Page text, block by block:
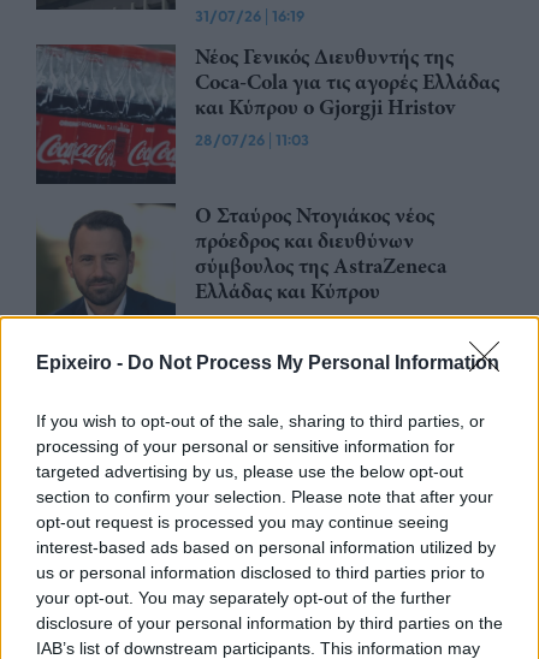
Epixeiro - Do Not Process My Personal Information
If you wish to opt-out of the sale, sharing to third parties, or
processing of your personal or sensitive information for
targeted advertising by us, please use the below opt-out
section to confirm your selection. Please note that after your
opt-out request is processed you may continue seeing
interest-based ads based on personal information utilized by
us or personal information disclosed to third parties prior to
your opt-out. You may separately opt-out of the further
disclosure of your personal information by third parties on the
IAB’s list of downstream participants. This information may
31/07/26 | 16:19
Νέος Γενικός Διευθυντής της
Coca-Cola για τις αγορές Ελλάδας
και Κύπρου ο Gjorgji Hristov
28/07/26 | 11:03
Ο Σταύρος Ντογιάκος νέος
πρόεδρος και διευθύνων
σύμβουλος της AstraZeneca
Ελλάδας και Κύπρου
23/07/26|15:34
Καθήκοντα διευθύνοντος
αναλαμβάνει ο Bruce Vielle
23/07/26 14:12
Ο Κωνσταντίνος Μασσέλος
αναλαμβάνει την προεδρία του
Διοικητικού Συμβουλίου των
Ελληνικών Ταχυδρομείων
22/07/26|10:53